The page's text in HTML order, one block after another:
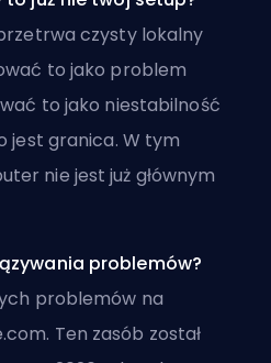
czysty lokalny
to jako problem
to jako niestabilność
jest granica. W tym
nie jest już głównym
problemów?
problemów na
Ten zasób został